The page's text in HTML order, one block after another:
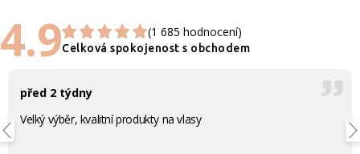
4.9 (1 685 hodnocení)
Celková spokojenost s obchodem
před 2 týdny
Velký výběr, kvalitní produkty na vlasy